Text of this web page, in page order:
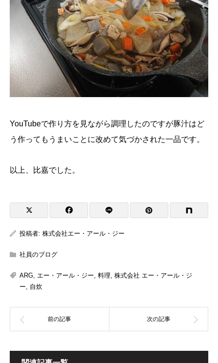
YouTubeで作り方を見ながら調理したのですが豚汁はど
う作ってもうまいことに改めて気づかされた一品です。
以上、比嘉でした。
投稿者: 株式会社エー・アール・ジー
社員のブログ
ARG, エー・アール・ジー, 料理, 株式会社 エー・アール・ジ
ー, 自炊